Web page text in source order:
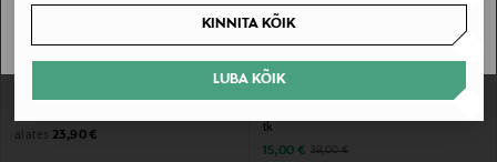
KINNITA KÕIK
LUBA KÕIK
alates Original Price
23,90 €
SOODUSTUS 62%
tk
Discounted Price
15,00 € Original Price
39,00 €